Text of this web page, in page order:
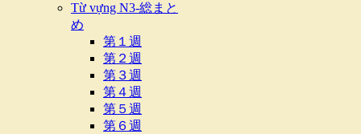
Từ vựng N3-総まと
め
第１週
第２週
第３週
第４週
第５週
第６週